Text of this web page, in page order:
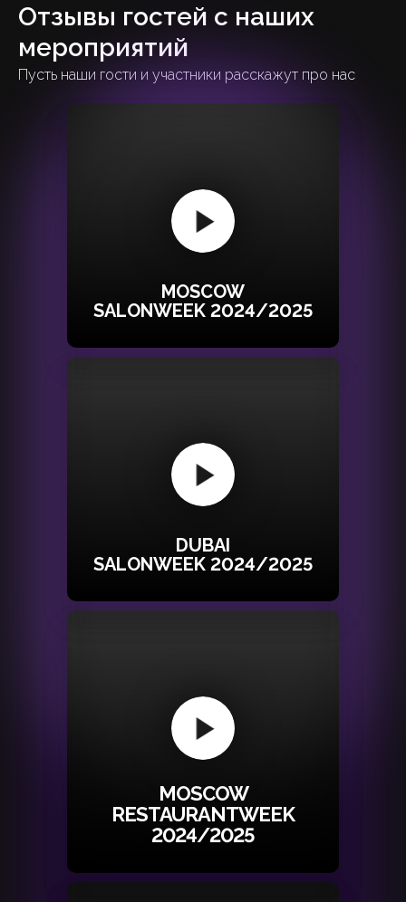
Отзывы гостей с наших
мероприятий
Пусть наши гости и участники расскажут про нас
MOSCOW
RESTAURANTWEEK
2024/2025
DUBAI
SALONWEEK 2024/2025
MOSCOW
SALONWEEK 2024/2025